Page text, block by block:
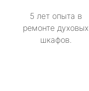
5 лет опыта в
ремонте духовых
шкафов.